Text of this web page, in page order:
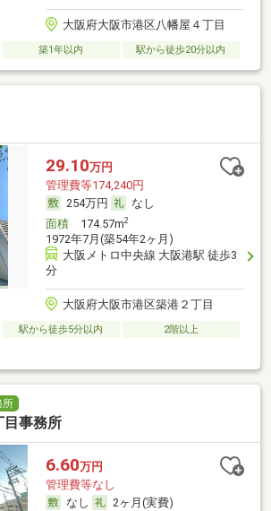
大阪府大阪市港区八幡屋４丁目
築1年以内 駅から徒歩20分以内
29.10万円
管理費等174,240円
254万円
なし
面積174.57m2
1972年7月(築54年2ヶ月)
大阪メトロ中央線 大阪港駅 徒歩3
分
大阪府大阪市港区築港２丁目
駅から徒歩5分以内
2階以上
所
目事務所
6.60万円
管理費等なし
なし
2ヶ月(実費)